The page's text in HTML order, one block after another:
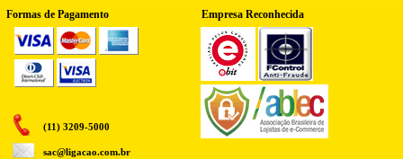
Formas de Pagamento Empresa Reconhecida
(11) 3209-5000
sac@ligacao.com.br